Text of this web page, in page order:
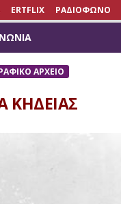
ERTFLIX ΡΑΔΙΟΦΩΝΟ
ΑΡΧΕΙΟ
ΚΗΔΕΙΑΣ